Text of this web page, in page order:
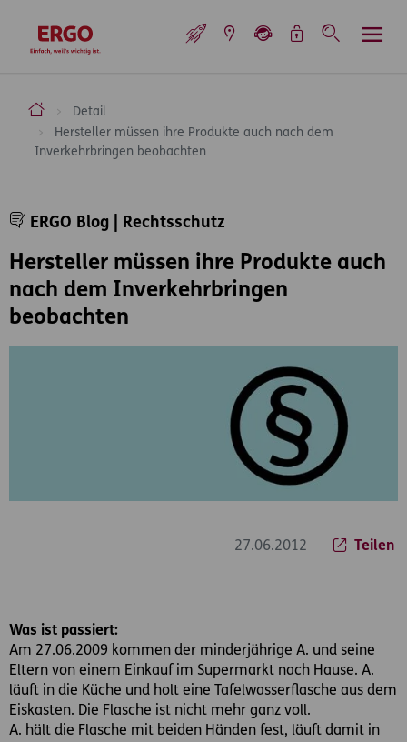
zur Startseite
ERGO Versicherung Aktiengesellschaft
Detail
Hersteller müssen ihre Produkte auch nach dem
Inverkehrbringen beobachten
Hersteller müssen ihre Produkte auch
nach dem Inverkehrbringen
beobachten
ERGO Blog | Rechtsschutz
27.06.2012 Teilen
Was ist passiert:
Am 27.06.2009 kommen der minderjährige A. und seine
Eltern von einem Einkauf im Supermarkt nach Hause. A.
läuft in die Küche und holt eine Tafelwasserflasche aus dem
Eiskasten. Die Flasche ist nicht mehr ganz voll.
A. hält die Flasche mit beiden Händen fest, läuft damit in